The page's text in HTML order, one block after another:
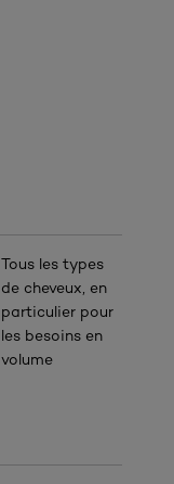
Tous les types
de cheveux, en
particulier pour
les besoins en
volume